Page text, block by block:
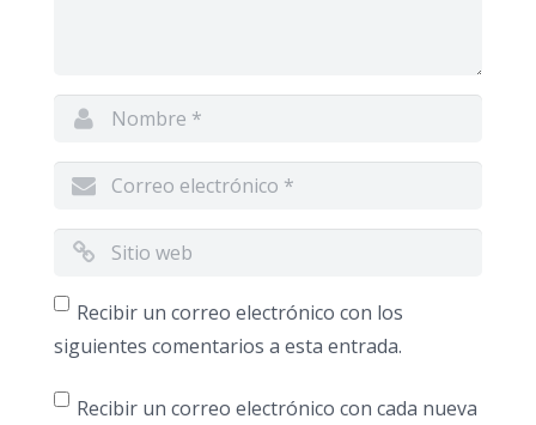
Recibir un correo electrónico con los
siguientes comentarios a esta entrada.
Recibir un correo electrónico con cada nueva